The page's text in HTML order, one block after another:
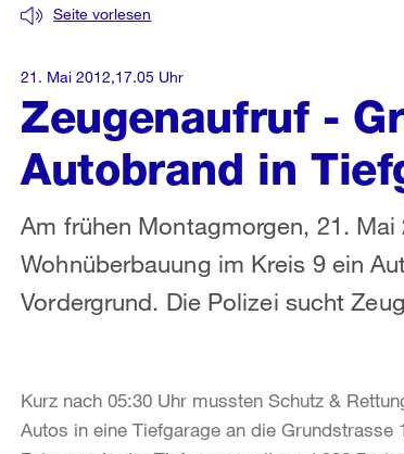
Zeugenaufruf -
Autobrand in
Seite vorlesen
Am frühen Montagmorgen, 21.
Wohnüberbauung im Kreis 9 ein
Vordergrund. Die Polizei sucht
21. Mai 2012,17.05 Uhr
Kurz nach 05:30 Uhr mussten Schutz &
Autos in eine Tiefgarage an die